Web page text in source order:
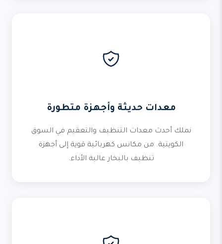
معدات حديثة وأجهزة متطورة
نملك أحدث معدات التنظيف والتعقيم في السوق
الكويتية. من مكانس كهربائية قوية إلى أجهزة
تنظيف بالبخار عالية الأداء.